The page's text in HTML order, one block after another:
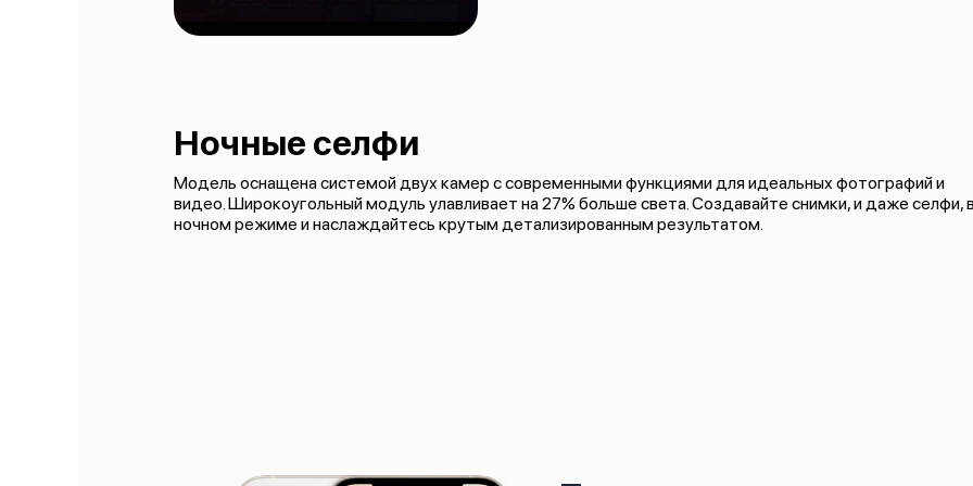
Ночные селфи
Модель оснащена системой двух камер с современными функциями для идеальных фотографий и
видео. Широкоугольный модуль улавливает на 27% больше света. Создавайте снимки, и даже селфи,
ночном режиме и наслаждайтесь крутым детализированным результатом.